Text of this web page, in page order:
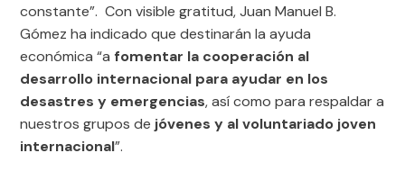
constante”. Con visible gratitud, Juan Manuel B.
Gómez ha indicado que destinarán la ayuda
económica “a fomentar la cooperación al
desarrollo internacional para ayudar en los
desastres y emergencias, así como para respaldar a
nuestros grupos de jóvenes y al voluntariado joven
internacional”.